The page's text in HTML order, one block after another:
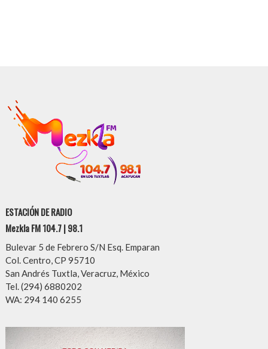
ESTACIÓN DE RADIO
Mezkla FM 104.7 | 98.1
Bulevar 5 de Febrero S/N Esq. Emparan
Col. Centro, CP 95710
San Andrés Tuxtla, Veracruz, México
Tel. (294) 6880202
WA: 294 140 6255